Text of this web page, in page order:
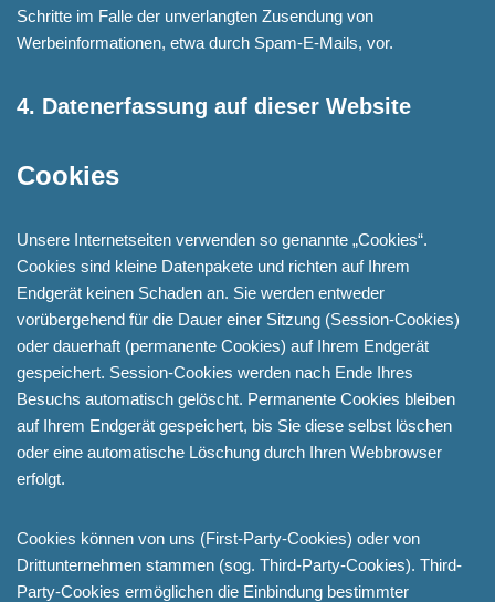
Schritte im Falle der unverlangten Zusendung von
Werbeinformationen, etwa durch Spam-E-Mails, vor.
4. Datenerfassung auf dieser Website
Cookies
Unsere Internetseiten verwenden so genannte „Cookies“.
Cookies sind kleine Datenpakete und richten auf Ihrem
Endgerät keinen Schaden an. Sie werden entweder
vorübergehend für die Dauer einer Sitzung (Session-Cookies)
oder dauerhaft (permanente Cookies) auf Ihrem Endgerät
gespeichert. Session-Cookies werden nach Ende Ihres
Besuchs automatisch gelöscht. Permanente Cookies bleiben
auf Ihrem Endgerät gespeichert, bis Sie diese selbst löschen
oder eine automatische Löschung durch Ihren Webbrowser
erfolgt.
Cookies können von uns (First-Party-Cookies) oder von
Drittunternehmen stammen (sog. Third-Party-Cookies). Third-
Party-Cookies ermöglichen die Einbindung bestimmter